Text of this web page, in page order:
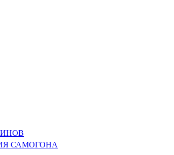
САМОГОНА